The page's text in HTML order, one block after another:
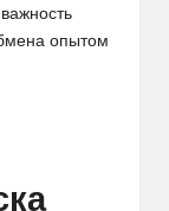
опытом